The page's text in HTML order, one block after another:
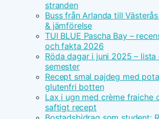
stranden
Buss från Arlanda till
& jämförelse
TUI BLUE Pascha Bay –
och fakta 2026
Röda dagar i juni 2025 –
semester
Recept smal pajdeg med
glutenfri botten
Lax i ugn med crème fraiche
saftigt recept